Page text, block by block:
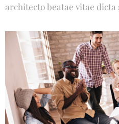
architecto beatae vitae dicta